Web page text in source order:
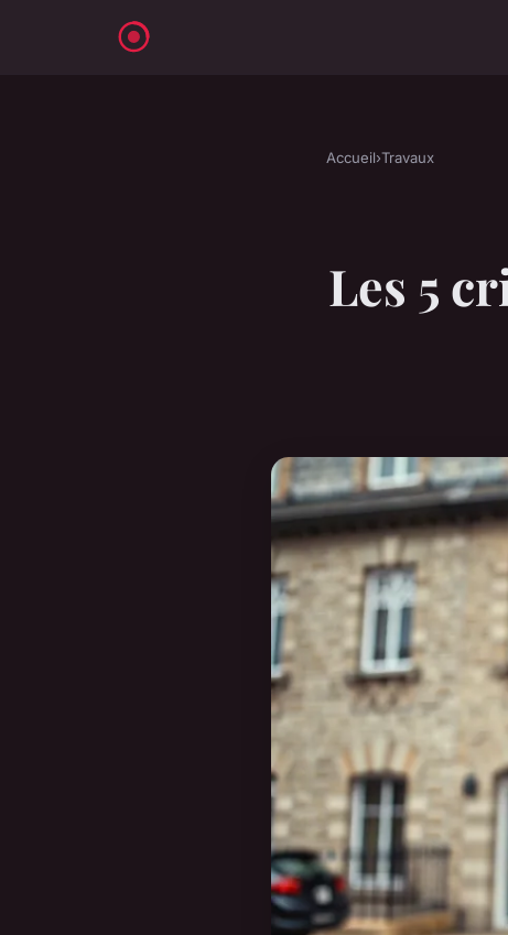
Accueil›Travaux
Les 5